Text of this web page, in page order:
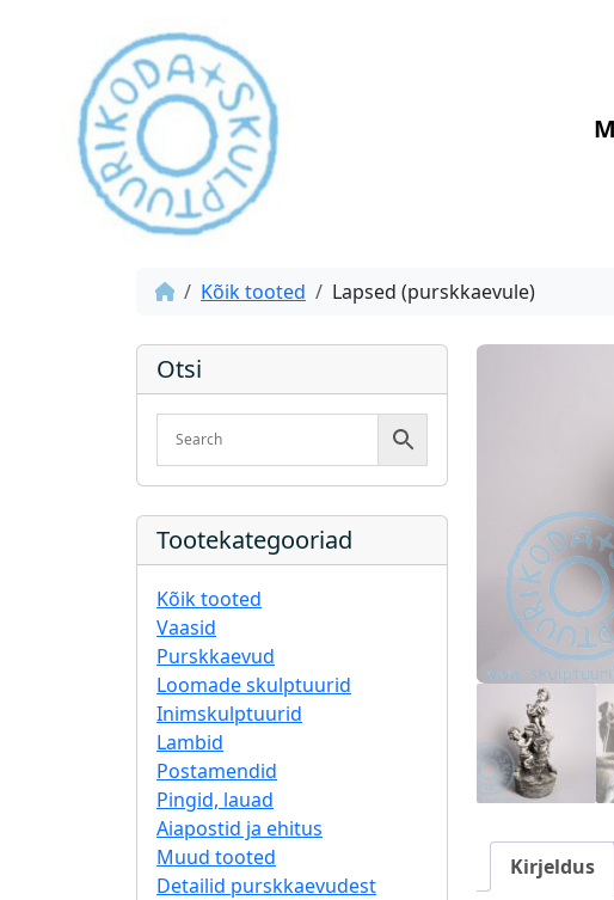
Kõik tooted Lapsed (purskkaevule)
Otsi
Tootekategooriad
Kõik tooted
Vaasid
Purskkaevud
Loomade skulptuurid
Inimskulptuurid
Lambid
Postamendid
Pingid, lauad
Aiapostid ja ehitus
Muud tooted
Detailid purskkaevudest
Kirjeldus